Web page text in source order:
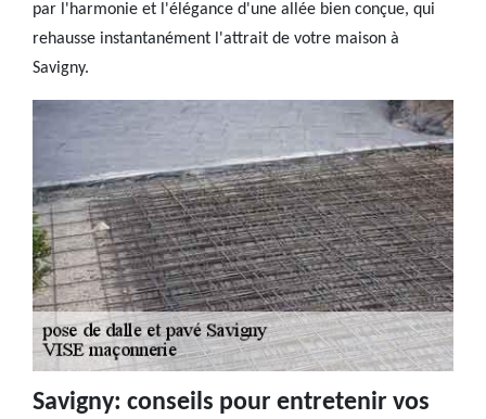
par l'harmonie et l'élégance d'une allée bien conçue, qui
rehausse instantanément l'attrait de votre maison à
Savigny.
Savigny: conseils pour entretenir vos